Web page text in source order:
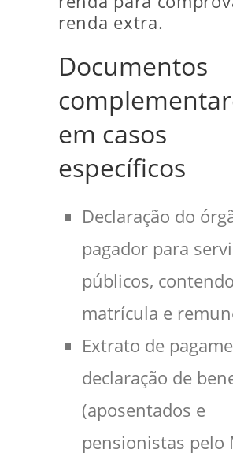
renda extra.
Documentos
em casos
específicos
Declaração do
pagador para
públicos, contendo
matrícula e
Extrato de
declaração de
(aposentados e
pensionistas pelo